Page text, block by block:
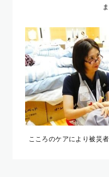
こころのケアにより被災